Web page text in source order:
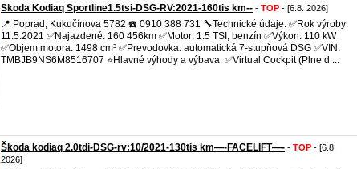
Skoda Kodiaq Sportline1.5tsi-DSG-RV:2021-160tis km-- - TOP - [6.8. 2026]
📍 Poprad, Kukučínova 5782 ☎️ 0910 388 731 🔧Technické údaje: ✅Rok výroby:
11.5.2021 ✅Najazdené: 160 456km ✅Motor: 1.5 TSI, benzín ✅Výkon: 110 kW
✅Objem motora: 1498 cm³ ✅Prevodovka: automatická 7-stupňová DSG ✅VIN:
TMBJB9NS6M8516707 ⭐Hlavné výhody a výbava: ✅Virtual Cockpit (Plne d ...
Škoda kodiaq 2.0tdi-DSG-rv:10/2021-130tis km—-FACELIFT—- - TOP - [6.8.
2026]